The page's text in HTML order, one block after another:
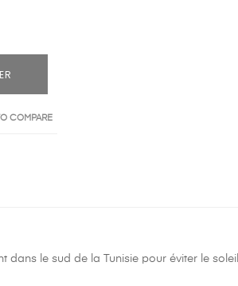
COMPARE
le sud de la Tunisie pour éviter le